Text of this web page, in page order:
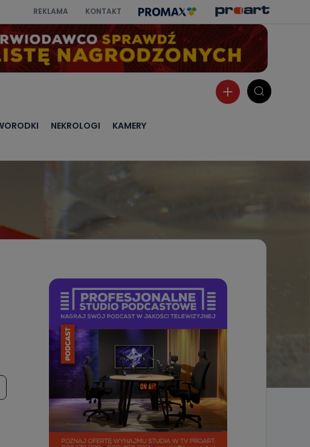
REKLAMA KONTAKT
NEKROLOGI KAMERY